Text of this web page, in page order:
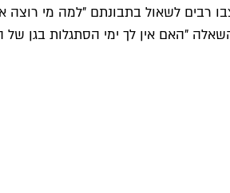
רבים לשאול בתבונתם "למה מי
"האם אין לך ימי הסתגלות בגן של